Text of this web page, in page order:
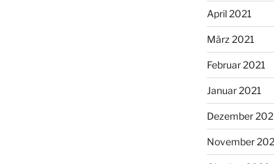
April 2021
März 2021
Februar 2021
Januar 2021
Dezember
November